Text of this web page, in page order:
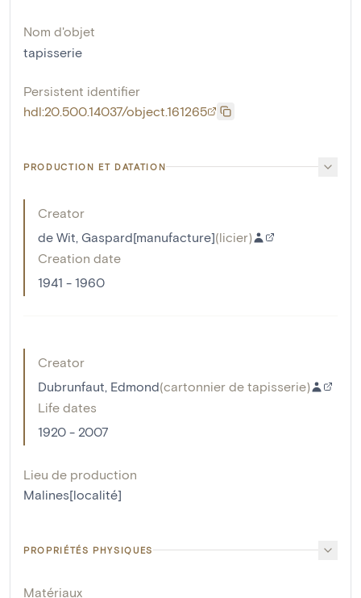
Nom d'objet
tapisserie
Persistent identifier
hdl:20.500.14037/object.161265
PRODUCTION ET DATATION
Creator
de Wit, Gaspard[manufacture](licier)
Creation date
1941 - 1960
Creator
Dubrunfaut, Edmond(cartonnier de tapisserie)
Life dates
1920 - 2007
Lieu de production
Malines[localité]
PROPRIÉTÉS PHYSIQUES
Matériaux